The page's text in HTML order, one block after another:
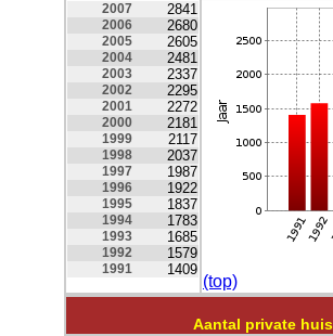
2007 2841
2006 2680
2005 2605
2004 2481
2003 2337
2002 2295
2001 2272
2000 2181
1999 2117
1998 2037
1997 1987
1996 1922
1995 1837
1994 1783
1993 1685
1992 1579
1991 1409
(top)
Aantal private